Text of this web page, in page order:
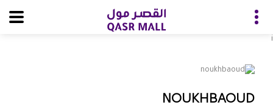
i
NOUKHBAOUD